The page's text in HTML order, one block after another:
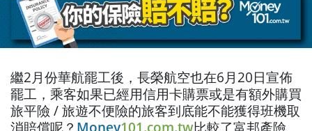
繼2月份華航罷工後，長榮航空也在6月20日宣佈
罷工，乘客如果已經用信用卡購票或是有額外購買
旅平險 / 旅遊不便險的旅客到底能不能獲得班機取
消賠償呢？ Money101.com.tw比較了富邦產險、